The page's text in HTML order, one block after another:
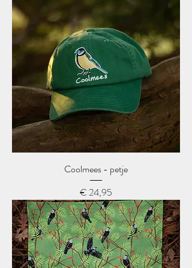
Coolmees - petje
Prijs
€ 24,95